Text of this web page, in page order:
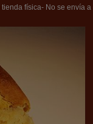
física- No se envía